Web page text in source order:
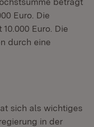
Euro. Die
Euro. Die
durch eine
sich als wichtiges
in der